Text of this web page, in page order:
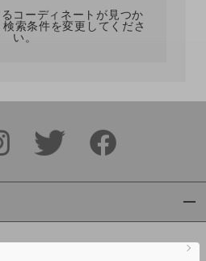
コーディネートが見つか
索条件を変更してくださ
い。